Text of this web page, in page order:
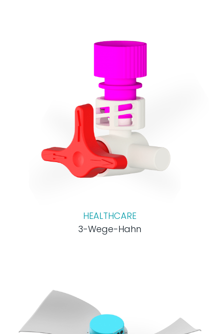
HEALTHCARE
3-Wege-Hahn